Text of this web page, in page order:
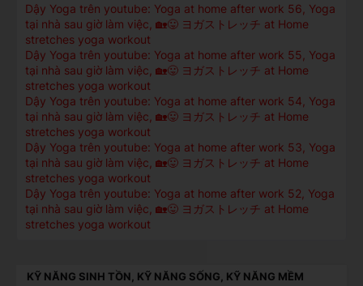
Dậy Yoga trên youtube: Yoga at home after work 56, Yoga
tại nhà sau giờ làm việc, 🏡😛 ヨガストレッチ at Home
stretches yoga workout
Dậy Yoga trên youtube: Yoga at home after work 55, Yoga
tại nhà sau giờ làm việc, 🏡😛 ヨガストレッチ at Home
stretches yoga workout
Dậy Yoga trên youtube: Yoga at home after work 54, Yoga
tại nhà sau giờ làm việc, 🏡😛 ヨガストレッチ at Home
stretches yoga workout
Dậy Yoga trên youtube: Yoga at home after work 53, Yoga
tại nhà sau giờ làm việc, 🏡😛 ヨガストレッチ at Home
stretches yoga workout
Dậy Yoga trên youtube: Yoga at home after work 52, Yoga
tại nhà sau giờ làm việc, 🏡😛 ヨガストレッチ at Home
stretches yoga workout
KỸ NĂNG SINH TỒN, KỸ NĂNG SỐNG, KỸ NĂNG MỀM